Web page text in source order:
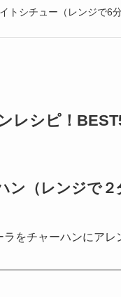
トシチュー（レンジで6分
レシピ！
ン （ レンジで２
をチャーハンにアレ